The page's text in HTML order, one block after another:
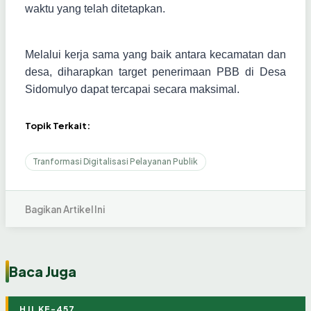
waktu yang telah ditetapkan.
Melalui kerja sama yang baik antara kecamatan dan
desa, diharapkan target penerimaan PBB di Desa
Sidomulyo dapat tercapai secara maksimal.
Topik Terkait:
Tranformasi Digitalisasi Pelayanan Publik
Bagikan Artikel Ini
Baca Juga
BERITA
BERITA
BERITA
BERITA
BERITA
BERITA
BERITA
BERITA
BERITA
BERITA
BERITA
BERITA